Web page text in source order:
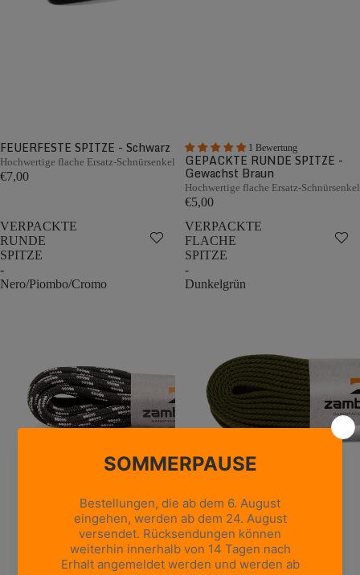
FEUERFESTE SPITZE - Schwarz
Hochwertige flache Ersatz-Schnürsenkel
€7,00
1 Bewertung
GEPACKTE RUNDE SPITZE -
Gewachst Braun
Hochwertige flache Ersatz-Schnürsenkel
€5,00
VERPACKTE
RUNDE
SPITZE
-
Nero/Piombo/Cromo
VERPACKTE
FLACHE
SPITZE
-
Dunkelgrün